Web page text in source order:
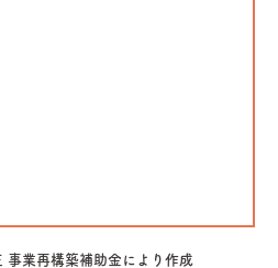
事業再構築補助金により作成